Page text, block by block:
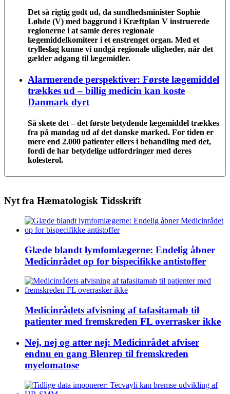
Det så rigtig godt ud, da sundhedsminister Sophie
Løhde (V) med baggrund i Kræftplan V instruerede
regionerne i at samle deres regionale
lægemiddelkomiteer i et enstrenget organ. Med et
trylleslag kunne vi undgå regionale uligheder, når det
gælder adgang til lægemidler.
Alarmerende perspektiver: Første lægemiddel
trækkes ud – billig medicin kan koste
Danmark dyrt
Så skete det – det første betydende lægemiddel trækkes
fra på mandag ud af det danske marked. For tiden er
mere end 2.000 patienter ellers i behandling med det,
fordi de har betydelige udfordringer med deres
kolesterol.
Nyt fra Hæmatologisk Tidsskrift
Glæde blandt lymfomlægerne: Endelig åbner
Medicinrådet op for bispecifikke antistoffer
Medicinrådets afvisning af tafasitamab til
patienter med fremskreden FL overrasker ikke
Nej, nej og atter nej: Medicinrådet afviser
endnu en gang Blenrep til fremskreden
myelomatose